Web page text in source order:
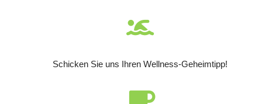
Schicken Sie uns Ihren Wellness-Geheimtipp!